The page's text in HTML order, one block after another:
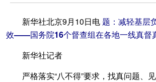
新华社北京9月10日电题：减轻基层
效——国务院16个督查组在各地一线真督
新华社记者
严格落实“八不得”要求，找真问题、